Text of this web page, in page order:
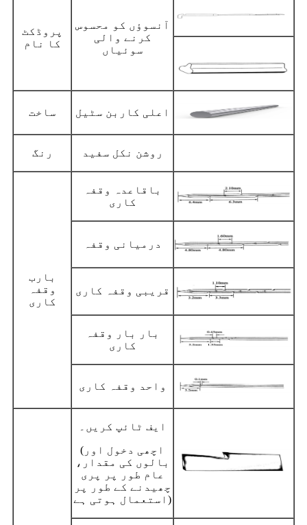
پروڈکٹ
کا نام
آنسوؤں کو محسوس
کرنے والی
سوئیاں
ساخت اعلی کاربن سٹیل
رنگ روشن نکل سفید
بارب
وقفہ
کاری
باقاعدہ وقفہ
کاری
درمیانی وقفہ
قریبی وقفہ کاری
بار بار وقفہ
کاری
واحد وقفہ کاری
ایف ٹائپ کریں۔
(اچھی دخول اور
بالوں کی مقدار،
عام طور پر پری
چھیدنے کے طور پر
استعمال ہوتی ہے)